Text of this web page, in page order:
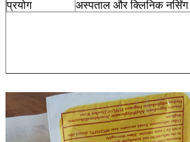
प्रयोग
अस्पताल और क्लिनिक नर्सिंग